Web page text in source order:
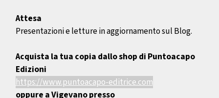
Attesa
Presentazioni e letture in aggiornamento sul Blog.
Acquista la tua copia dallo shop di Puntoacapo
Edizioni
https://www.puntoacapo-editrice.com
oppure a Vigevano presso